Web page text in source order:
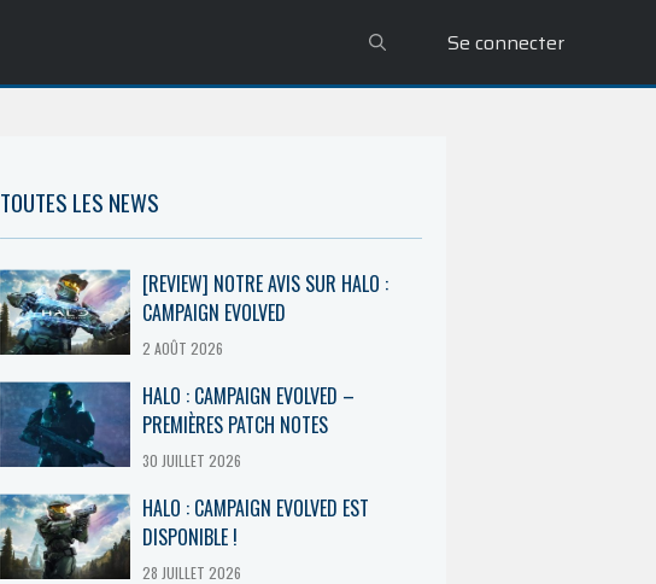
Se connecter
TOUTES LES NEWS
[REVIEW] NOTRE AVIS SUR HALO :
CAMPAIGN EVOLVED
2 AOÛT 2026
HALO : CAMPAIGN EVOLVED –
PREMIÈRES PATCH NOTES
30 JUILLET 2026
HALO : CAMPAIGN EVOLVED EST
DISPONIBLE !
28 JUILLET 2026